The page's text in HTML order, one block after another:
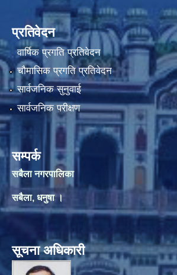
प्रतिवेदन
वार्षिक प्रगति प्रतिवेदन
चौमासिक प्रगति प्रतिवेदन
सार्वजनिक सुनुवाई
सार्वजनिक परीक्षण
सम्पर्क
सबैला नगरपालिका
सबैला, धनुषा ।
सूचना अधिकारी